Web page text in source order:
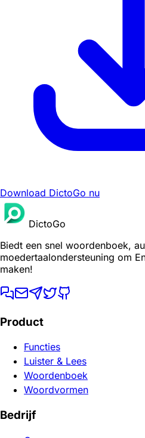
Download DictoGo nu
DictoGo
Biedt een snel woordenboek,
moedertaalondersteuning om
maken!
Product
Functies
Luister & Lees
Woordenboek
Woordvormen
Bedrijf